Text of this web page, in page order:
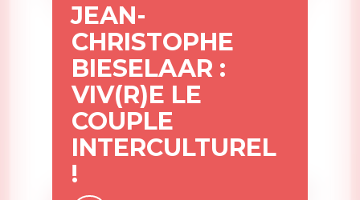
JEAN-
CHRISTOPHE
BIESELAAR :
VIV(R)E LE
COUPLE
INTERCULTUREL
!